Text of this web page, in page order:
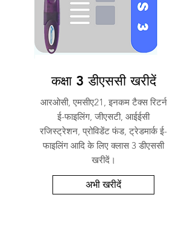
कक्षा 3 डीएससी खरीदें
आरओसी, एमसीए21, इनकम टैक्स रिटर्न
ई-फाइलिंग, जीएसटी, आईईसी
रजिस्ट्रेशन, प्रोविडेंट फंड, ट्रेडमार्क ई-
फाइलिंग आदि के लिए क्लास 3 डीएससी
खरीदें।
अभी खरीदें